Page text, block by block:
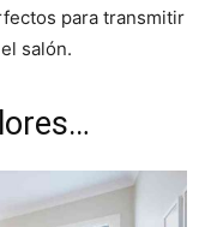
para transmitir
salón.